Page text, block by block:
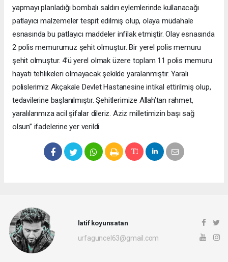
yapmayı planladığı bombalı saldırı eylemlerinde kullanacağı
patlayıcı malzemeler tespit edilmiş olup, olaya müdahale
esnasında bu patlayıcı maddeler infilak etmiştir. Olay esnasında
2 polis memurumuz şehit olmuştur. Bir yerel polis memuru
şehit olmuştur. 4’ü yerel olmak üzere toplam 11 polis memuru
hayati tehlikeleri olmayacak şekilde yaralanmıştır. Yaralı
polislerimiz Akçakale Devlet Hastanesine intikal ettirilmiş olup,
tedavilerine başlanılmıştır. Şehitlerimize Allah’tan rahmet,
yaralılarımıza acil şifalar dileriz. Aziz milletimizin başı sağ
olsun” ifadelerine yer verildi.
latif koyunsatan
urfaguncel63@gmail.com